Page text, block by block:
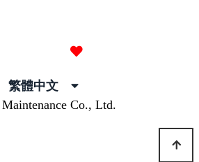
繁體中文
Co., Ltd.